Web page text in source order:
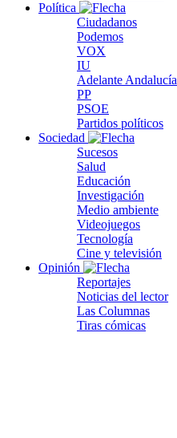
Política
Ciudadanos
Podemos
VOX
IU
Adelante Andalucía
PP
PSOE
Partidos políticos
Sociedad
Sucesos
Salud
Educación
Investigación
Medio ambiente
Videojuegos
Tecnología
Cine y televisión
Opinión
Reportajes
Noticias del lector
Las Columnas
Tiras cómicas